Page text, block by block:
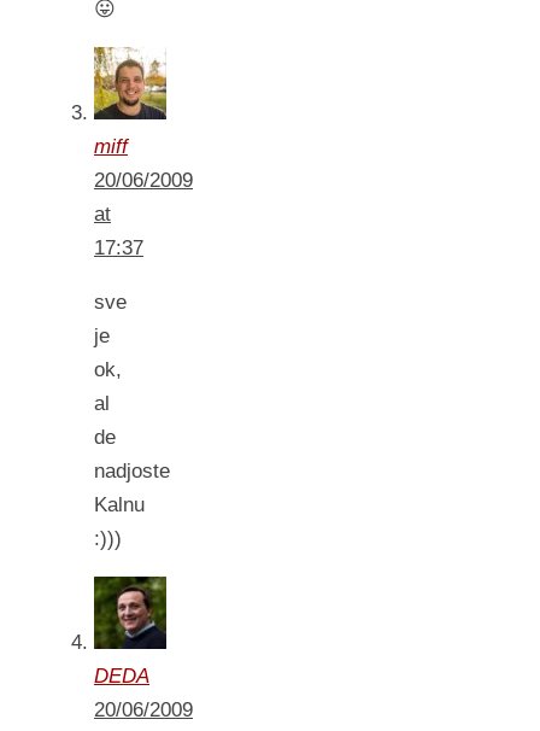
😛
miff
20/06/2009
at
17:37
sve
je
ok,
al
de
nadjoste
Kalnu
:)))
DEDA
20/06/2009